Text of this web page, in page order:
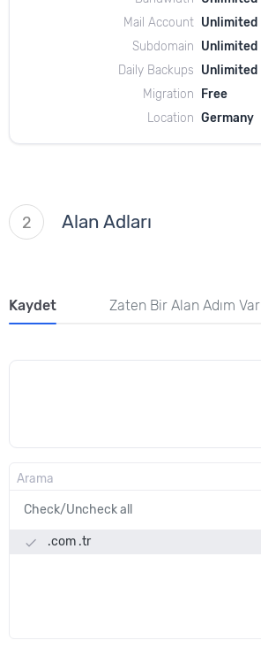
Mail Account Unlimited
Subdomain
Unlimited
Daily Backups
Unlimited
Migration
Free
Location Germany
2 Alan Adları
Kaydet Zaten Bir Alan Adım Var
Check/Uncheck all
done .com .tr